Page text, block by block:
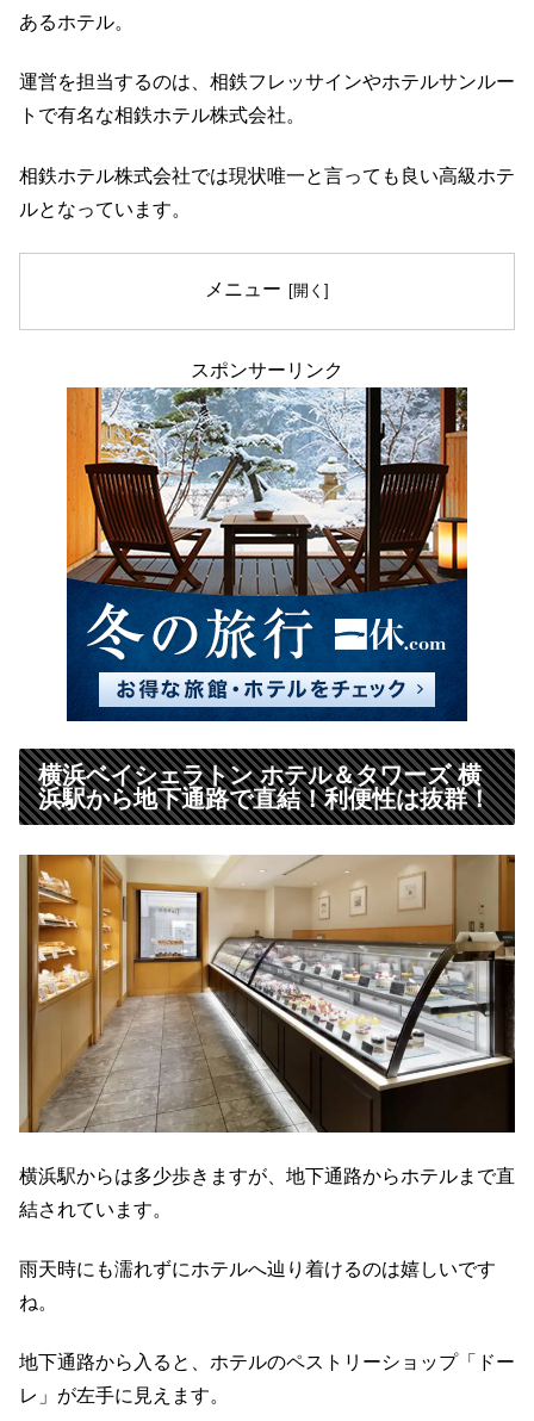
あるホテル。
運営を担当するのは、相鉄フレッサインやホテルサンルー
トで有名な相鉄ホテル株式会社。
相鉄ホテル株式会社では現状唯一と言っても良い高級ホテ
ルとなっています。
メニュー
スポンサーリンク
横浜ベイシェラトン ホテル＆タワーズ 横
浜駅から地下通路で直結！利便性は抜群！
横浜駅からは多少歩きますが、地下通路からホテルまで直
結されています。
雨天時にも濡れずにホテルへ辿り着けるのは嬉しいです
ね。
地下通路から入ると、ホテルのペストリーショップ「ドー
レ」が左手に見えます。